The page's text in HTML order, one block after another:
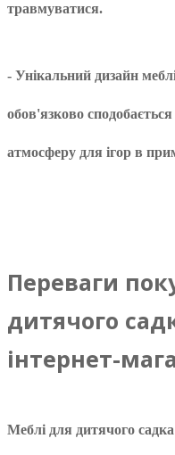
травмуватися.
- Унікальний дизайн
обов'язково
атмосферу для ігор в
Переваги
дитячого
інтернет-
Меблі для дитячого садка